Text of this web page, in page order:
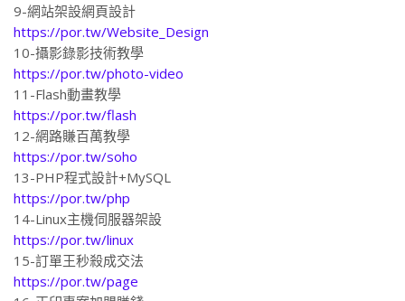
9-網站架設網頁設計
https://por.tw/Website_Design
10-攝影錄影技術教學
https://por.tw/photo-video
11-Flash動畫教學
https://por.tw/flash
12-網路賺百萬教學
https://por.tw/soho
13-PHP程式設計+MySQL
https://por.tw/php
14-Linux主機伺服器架設
https://por.tw/linux
15-訂單王秒殺成交法
https://por.tw/page